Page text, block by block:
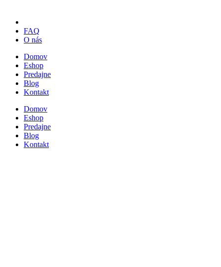
FAQ
O nás
Domov
Eshop
Predajne
Blog
Kontakt
Domov
Eshop
Predajne
Blog
Kontakt